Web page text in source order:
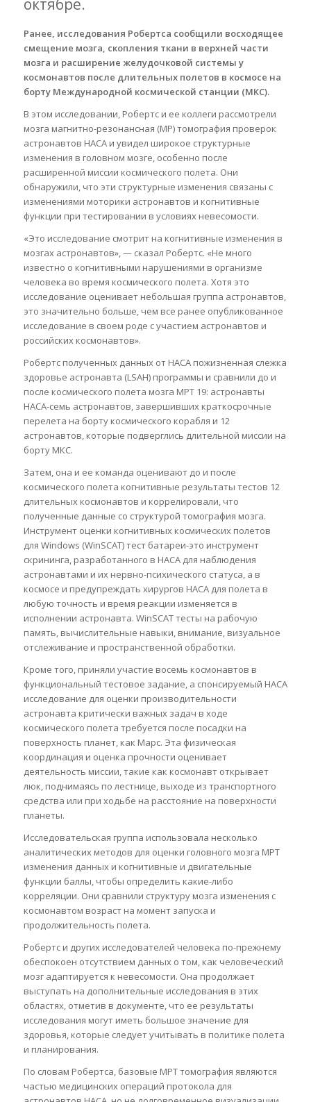
октябре.
Ранее, исследования Робертса сообщили восходящее
смещение мозга, скопления ткани в верхней части
мозга и расширение желудочковой системы у
космонавтов после длительных полетов в космосе на
борту Международной космической станции (МКС).
В этом исследовании, Робертс и ее коллеги рассмотрели
мозга магнитно-резонансная (МР) томография проверок
астронавтов НАСА и увидел широкое структурные
изменения в головном мозге, особенно после
расширенной миссии космического полета. Они
обнаружили, что эти структурные изменения связаны с
изменениями моторики астронавтов и когнитивные
функции при тестировании в условиях невесомости.
«Это исследование смотрит на когнитивные изменения в
мозгах астронавтов», — сказал Робертс. «Не много
известно о когнитивными нарушениями в организме
человека во время космического полета. Хотя это
исследование оценивает небольшая группа астронавтов,
это значительно больше, чем все ранее опубликованное
исследование в своем роде с участием астронавтов и
российских космонавтов».
Робертс полученных данных от НАСА пожизненная слежка
здоровье астронавта (LSAH) программы и сравнили до и
после космического полета мозга МРТ 19: астронавты
НАСА-семь астронавтов, завершивших краткосрочные
перелета на борту космического корабля и 12
астронавтов, которые подверглись длительной миссии на
борту МКС.
Затем, она и ее команда оценивают до и после
космического полета когнитивные результаты тестов 12
длительных космонавтов и коррелировали, что
полученные данные со структурой томография мозга.
Инструмент оценки когнитивных космических полетов
для Windows (WinSCAT) тест батареи-это инструмент
скрининга, разработанного в НАСА для наблюдения
астронавтами и их нервно-психического статуса, а в
космосе и предупреждать хирургов НАСА для полета в
любую точность и время реакции изменяется в
исполнении астронавта. WinSCAT тесты на рабочую
память, вычислительные навыки, внимание, визуальное
отслеживание и пространственной обработки.
Кроме того, приняли участие восемь космонавтов в
функциональный тестовое задание, а спонсируемый НАСА
исследование для оценки производительности
астронавта критически важных задач в ходе
космического полета требуется после посадки на
поверхность планет, как Марс. Эта физическая
координация и оценка прочности оценивает
деятельность миссии, такие как космонавт открывает
люк, поднимаясь по лестнице, выходе из транспортного
средства или при ходьбе на расстояние на поверхности
планеты.
Исследовательская группа использовала несколько
аналитических методов для оценки головного мозга МРТ
изменения данных и когнитивные и двигательные
функции баллы, чтобы определить какие-либо
корреляции. Они сравнили структуру мозга изменения с
космонавтом возраст на момент запуска и
продолжительность полета.
Робертс и других исследователей человека по-прежнему
обеспокоен отсутствием данных о том, как человеческий
мозг адаптируется к невесомости. Она продолжает
выступать на дополнительные исследования в этих
областях, отметив в документе, что ее результаты
исследования могут иметь большое значение для
здоровья, которые следует учитывать в политике полета
и планирования.
По словам Робертса, базовые МРТ томография являются
частью медицинских операций протокола для